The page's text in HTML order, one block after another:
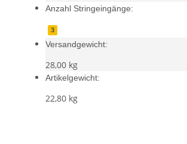
Anzahl Stringeingänge:
3
Versandgewicht:
28,00 kg
Artikelgewicht:
22,80 kg